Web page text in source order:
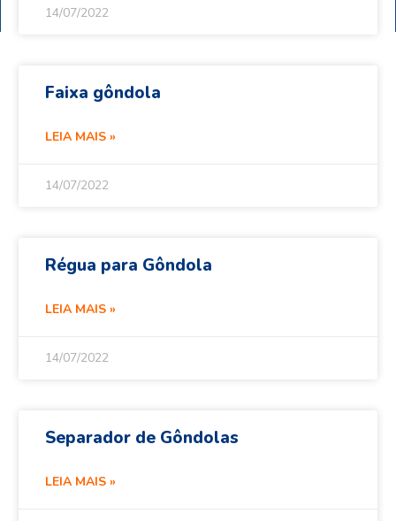
14/07/2022
Faixa gôndola
LEIA MAIS »
14/07/2022
Régua para Gôndola
LEIA MAIS »
14/07/2022
Separador de Gôndolas
LEIA MAIS »